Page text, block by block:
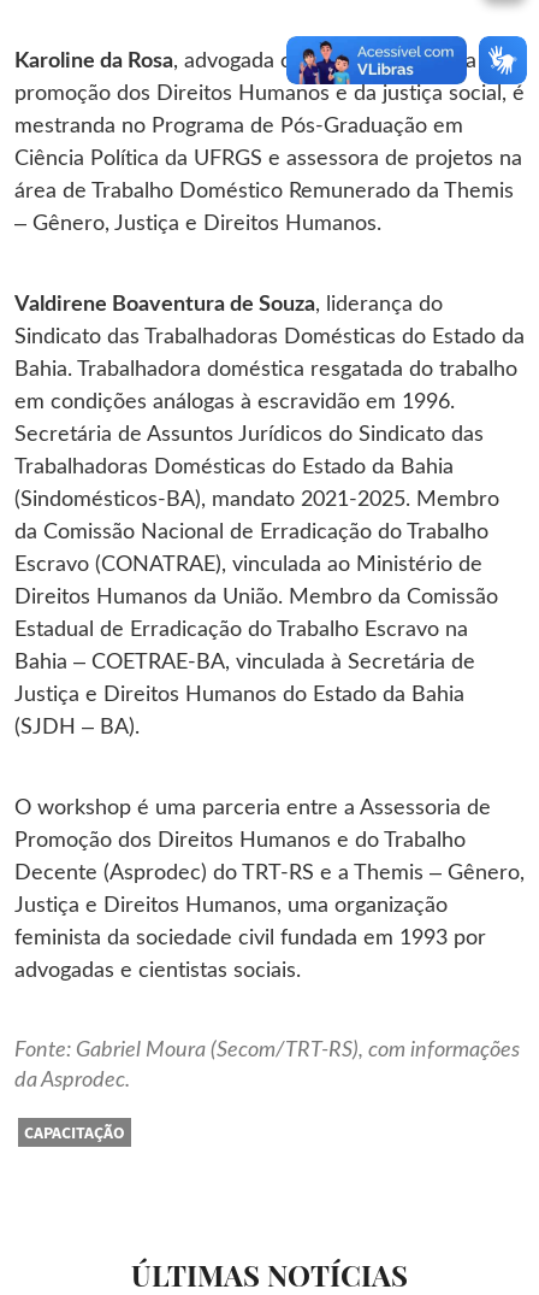
Karoline da Rosa, advogada com atuação voltada à
promoção dos Direitos Humanos e da justiça social, é
mestranda no Programa de Pós-Graduação em
Ciência Política da UFRGS e assessora de projetos na
área de Trabalho Doméstico Remunerado da Themis
– Gênero, Justiça e Direitos Humanos.
Valdirene Boaventura de Souza, liderança do
Sindicato das Trabalhadoras Domésticas do Estado da
Bahia. Trabalhadora doméstica resgatada do trabalho
em condições análogas à escravidão em 1996.
Secretária de Assuntos Jurídicos do Sindicato das
Trabalhadoras Domésticas do Estado da Bahia
(Sindomésticos-BA), mandato 2021-2025. Membro
da Comissão Nacional de Erradicação do Trabalho
Escravo (CONATRAE), vinculada ao Ministério de
Direitos Humanos da União. Membro da Comissão
Estadual de Erradicação do Trabalho Escravo na
Bahia – COETRAE-BA, vinculada à Secretária de
Justiça e Direitos Humanos do Estado da Bahia
(SJDH – BA).
O workshop é uma parceria entre a Assessoria de
Promoção dos Direitos Humanos e do Trabalho
Decente (Asprodec) do TRT-RS e a Themis – Gênero,
Justiça e Direitos Humanos, uma organização
feminista da sociedade civil fundada em 1993 por
advogadas e cientistas sociais.
Fonte: Gabriel Moura (Secom/TRT-RS), com informações
da Asprodec.
CAPACITAÇÃO
ÚLTIMAS NOTÍCIAS